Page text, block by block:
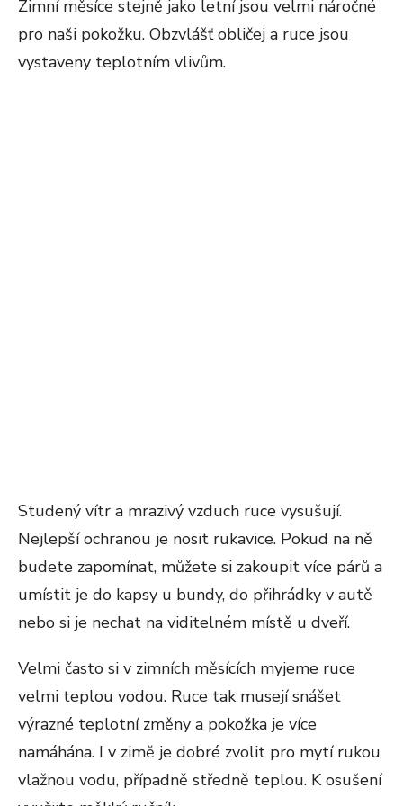
Zimní měsíce stejně jako letní jsou velmi náročné
pro naši pokožku. Obzvlášť obličej a ruce jsou
vystaveny teplotním vlivům.
Studený vítr a mrazivý vzduch ruce vysušují.
Nejlepší ochranou je nosit rukavice. Pokud na ně
budete zapomínat, můžete si zakoupit více párů a
umístit je do kapsy u bundy, do přihrádky v autě
nebo si je nechat na viditelném místě u dveří.
Velmi často si v zimních měsících myjeme ruce
velmi teplou vodou. Ruce tak musejí snášet
výrazné teplotní změny a pokožka je více
namáhána. I v zimě je dobré zvolit pro mytí rukou
vlažnou vodu, případně středně teplou. K osušení